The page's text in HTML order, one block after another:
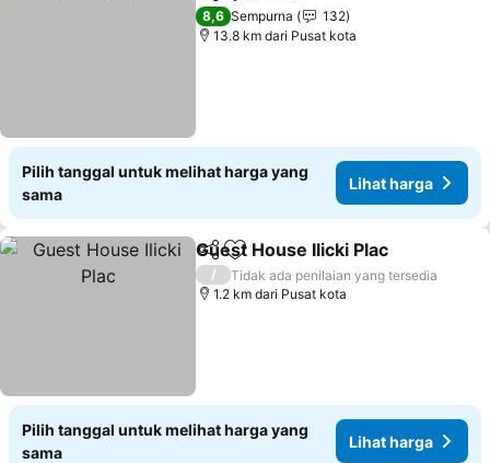
8,6 Sempurna
132
13.8 km dari Pusat kota
Pilih tanggal untuk melihat harga yang
sama
Lihat harga
BagikanTambahkan ke favorit
Guest House Ilicki Plac
/
Tidak ada penilaian yang tersedia
1.2 km dari Pusat kota
Pilih tanggal untuk melihat harga yang
sama
Lihat harga